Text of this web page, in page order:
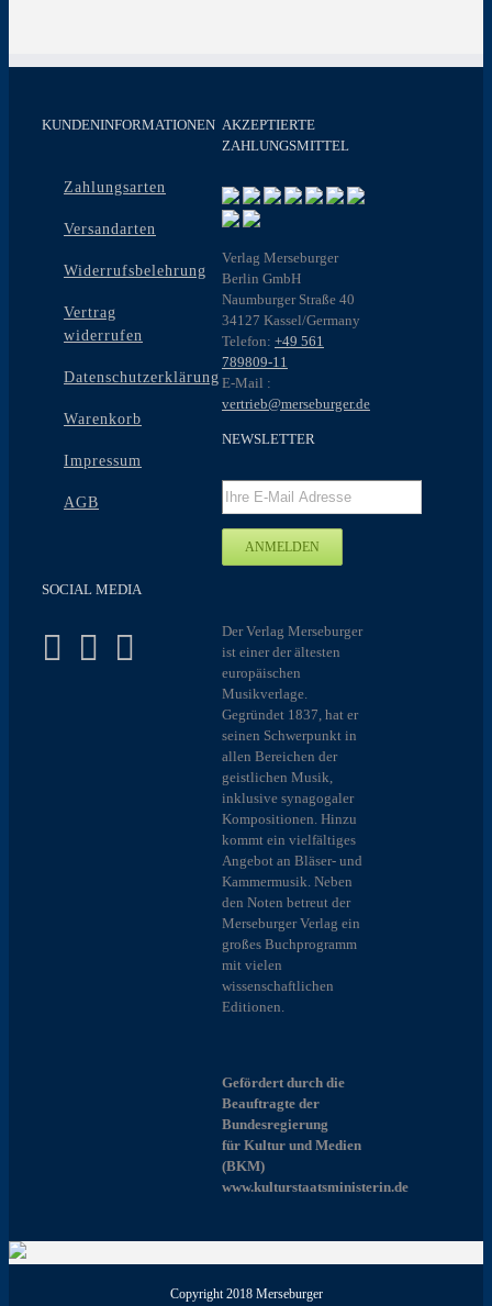
KUNDENINFORMATIONEN
Zahlungsarten
Versandarten
Widerrufsbelehrung
Vertrag
widerrufen
Datenschutzerklärung
Warenkorb
Impressum
AGB
SOCIAL MEDIA
AKZEPTIERTE
ZAHLUNGSMITTEL
Verlag Merseburger
Berlin GmbH
Naumburger Straße 40
34127 Kassel/Germany
Telefon: +49 561
789809-11
E-Mail :
vertrieb@merseburger.de
NEWSLETTER
Der Verlag Merseburger
ist einer der ältesten
europäischen
Musikverlage.
Gegründet 1837, hat er
seinen Schwerpunkt in
allen Bereichen der
geistlichen Musik,
inklusive synagogaler
Kompositionen. Hinzu
kommt ein vielfältiges
Angebot an Bläser- und
Kammermusik. Neben
den Noten betreut der
Merseburger Verlag ein
großes Buchprogramm
mit vielen
wissenschaftlichen
Editionen.
Gefördert durch die
Beauftragte der
Bundesregierung
für Kultur und Medien
(BKM)
www.kulturstaatsministerin.de
Copyright 2018 Merseburger